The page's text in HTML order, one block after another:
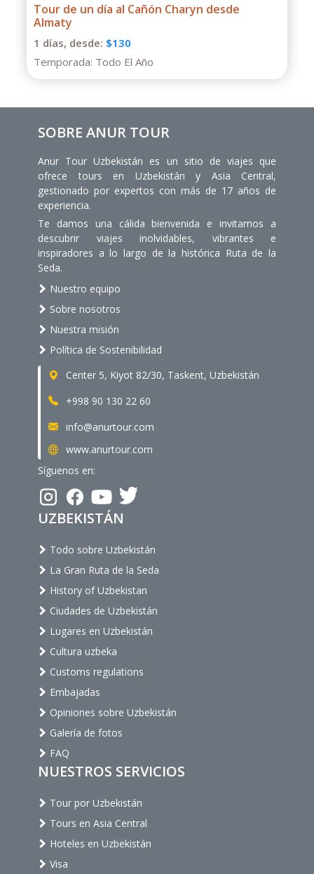
Tour de un día al Cañón Charyn desde
Almaty
1 días, desde: $130
Temporada: Todo El Año
SOBRE ANUR TOUR
Anur Tour Uzbekistán es un sitio de viajes que
ofrece tours en Uzbekistán y Asia Central,
gestionado por expertos con más de 17 años de
experiencia.
Te damos una cálida bienvenida e invitamos a
descubrir viajes inolvidables, vibrantes e
inspiradores a lo largo de la histórica Ruta de la
Seda.
Nuestro equipo
Sobre nosotros
Nuestra misión
Política de Sostenibilidad
Center 5, Kiyot 82/30, Taskent, Uzbekistán
+998 90 130 22 60
info@anurtour.com
www.anurtour.com
Síguenos en:
UZBEKISTÁN
Todo sobre Uzbekistán
La Gran Ruta de la Seda
History of Uzbekistan
Ciudades de Uzbekistán
Lugares en Uzbekistán
Cultura uzbeka
Customs regulations
Embajadas
Opiniones sobre Uzbekistán
Galería de fotos
FAQ
NUESTROS SERVICIOS
Tour por Uzbekistán
Tours en Asia Central
Hoteles en Uzbekistán
Visa